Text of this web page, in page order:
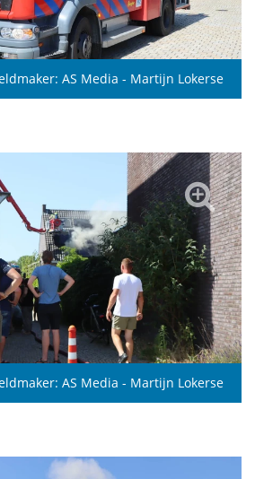
AS Media - Martijn Lokerse
AS Media - Martijn Lokerse